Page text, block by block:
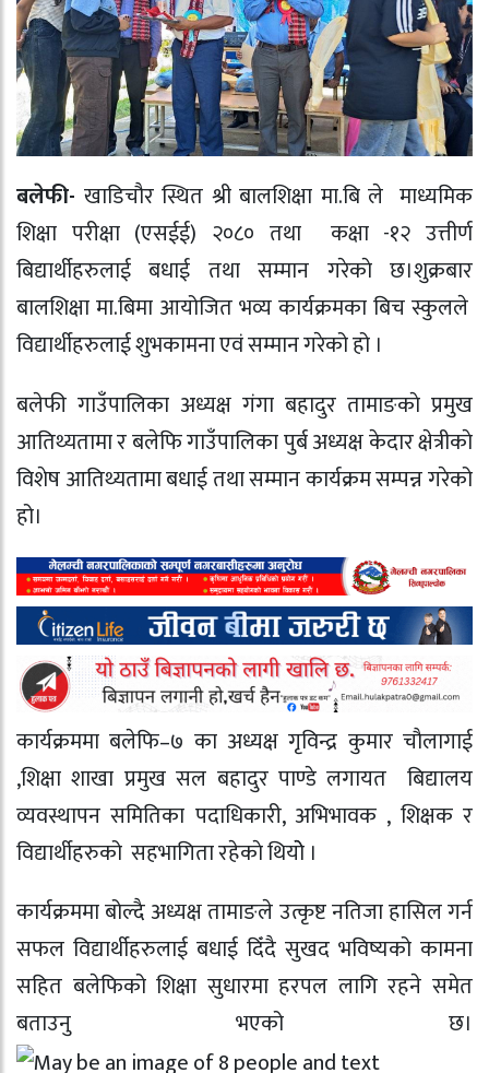
बलेफी- खाडिचौर स्थित श्री बालशिक्षा मा.बि ले माध्यमिक
शिक्षा परीक्षा (एसईई) २०८० तथा कक्षा -१२ उत्तीर्ण
बिद्यार्थीहरुलाई बधाई तथा सम्मान गरेकाे छ।शुक्रबार
बालशिक्षा मा.बिमा आयोजित भव्य कार्यक्रमका बिच स्कुलले
विद्यार्थीहरुलाई शुभकामना एवं सम्मान गरेको हो ।
बलेफी गाउँपालिका अध्यक्ष गंगा बहादुर तामाङकाे प्रमुख
आतिथ्यतामा र बलेफि गाउँपालिका पुर्ब अध्यक्ष केदार क्षेत्रीकाे
विशेष आतिथ्यतामा बधाई तथा सम्मान कार्यक्रम सम्पन्न गरेको
हो।
कार्यक्रममा बलेफि–७ का अध्यक्ष गृविन्द्र कुमार चाैलागाई
,शिक्षा शाखा प्रमुख सल बहादुर पाण्डे लगायत बिद्यालय
व्यवस्थापन समितिका पदाधिकारी, अभिभावक , शिक्षक र
विद्यार्थीहरुको सहभागिता रहेकाे थियोे ।
कार्यक्रममा बोल्दै अध्यक्ष तामाङले उत्कृष्ट नतिजा हासिल गर्न
सफल विद्यार्थीहरुलाई बधाई दिँदै सुखद भविष्यको कामना
सहित बलेफिको शिक्षा सुधारमा हरपल लागि रहने समेत
बताउनु भएको छ।